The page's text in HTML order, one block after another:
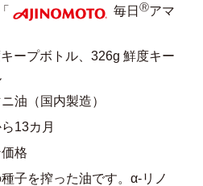
「 毎日 Ⓡアマ
ープボトル、326g 鮮度キー
油（国内製造）
13カ月
格
種子を搾った油です。α-リノ